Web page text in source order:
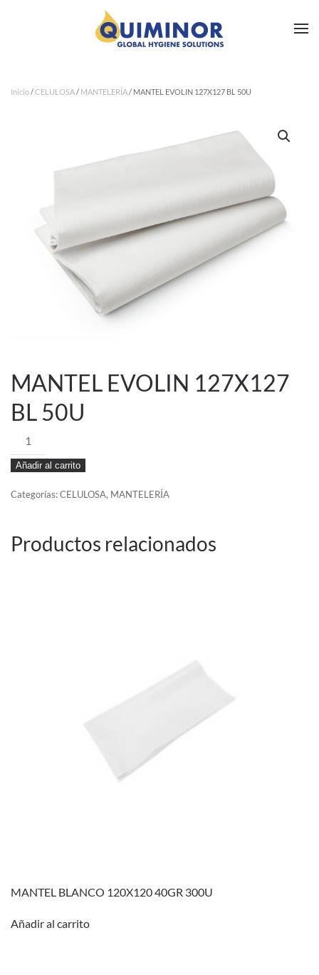
Ir al contenido principal
Inicio/CELULOSA/ MANTELERÍA/ MANTEL EVOLIN 127X127 BL 50U
MANTEL EVOLIN 127X127
BL 50U
MANTEL
EVOLIN
127X127
BL
Añadir al carrito
Categorías:CELULOSA, MANTELERÍA
Productos relacionados
MANTEL BLANCO 120X120 40GR 300U
Añadir al carrito